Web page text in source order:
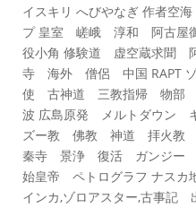
イスキリ へびやなぎ 作者空
プ 皇室 嵯峨 淳和 阿古屋
役小角 修験道 虚空蔵求聞
寺 海外 僧侶 中国 RAPT
使 古神道 三教指帰 物部
波 広島原発 メルトダウン
ズー教 佛教 神道 拝火
秦寺 景浄 復活 ガンジ
始皇帝 ペトログラフ ナスカ
インカ,ゾロアスター,古事記